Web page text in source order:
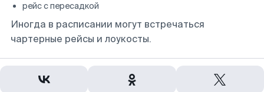
рейс с пересадкой
Иногда в расписании могут встречаться
чартерные рейсы и лоукосты.